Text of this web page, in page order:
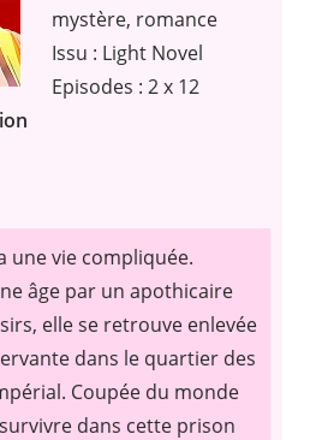
mystère, romance
Issu : Light Novel
Episodes : 2 x 12
une vie compliquée.
âge par un apothicaire
elle se retrouve enlevée
dans le quartier des
Coupée du monde
dans cette prison